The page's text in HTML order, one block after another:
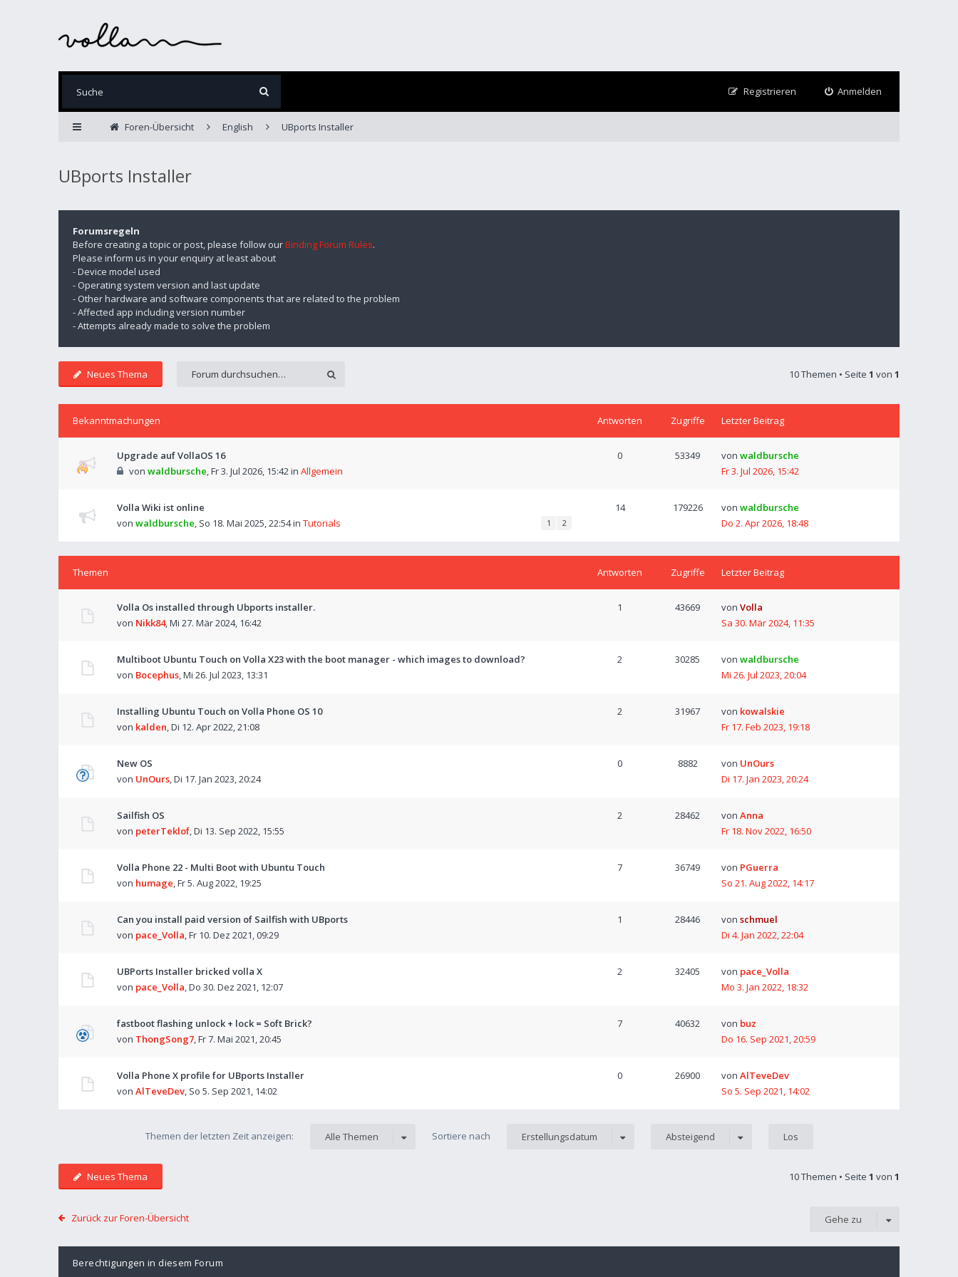
Anmelden
Registrieren
Foren-Übersicht English UBports Installer
UBports Installer
Forumsregeln
Before creating a topic or post, please follow ourBinding Forum Rules.
Please inform us in your enquiry at least about
- Device model used
- Operating system version and last update
- Other hardware and software components that are related to the problem
- Affected app including version number
- Attempts already made to solve the problem
Neues Thema 10 Themen • Seite 1 von 1
Bekanntmachungen Antworten Zugriffe Letzter Beitrag
Upgrade auf VollaOS 16
von waldbursche,Fr 3. Jul 2026, 15:42in Allgemein
0 53349 von waldbursche
Fr 3. Jul 2026, 15:42
Volla Wiki ist online
von waldbursche, So 18. Mai 2025, 22:54in Tutorials 1 2
14 179226 von waldbursche
Do 2. Apr 2026, 18:48
Themen Antworten Zugriffe Letzter Beitrag
Volla Os installed through Ubports installer.
von Nikk84,Mi 27. Mär 2024, 16:42
1 43669 von Volla
Sa 30. Mär 2024, 11:35
Multiboot Ubuntu Touch on Volla X23 with the boot manager - which images to download?
von Bocephus,Mi 26. Jul 2023, 13:31
2 30285 von waldbursche
Mi 26. Jul 2023, 20:04
Installing Ubuntu Touch on Volla Phone OS 10
von kalden,Di 12. Apr 2022, 21:08
2 31967 von kowalskie
Fr 17. Feb 2023, 19:18
New OS
von UnOurs,Di 17. Jan 2023, 20:24
0 8882 von UnOurs
Di 17. Jan 2023, 20:24
Sailfish OS
von peterTeklof,Di 13. Sep 2022, 15:55
2 28462 von Anna
Fr 18. Nov 2022, 16:50
Volla Phone 22 - Multi Boot with Ubuntu Touch
von humage,Fr 5. Aug 2022, 19:25
7 36749 von PGuerra
So 21. Aug 2022, 14:17
Can you install paid version of Sailfish with UBports
von pace_Volla,Fr 10. Dez 2021, 09:29
1 28446 von schmuel
Di 4. Jan 2022, 22:04
UBPorts Installer bricked volla X
von pace_Volla,Do 30. Dez 2021, 12:07
2 32405 von pace_Volla
Mo 3. Jan 2022, 18:32
fastboot flashing unlock + lock = Soft Brick?
von ThongSong7,Fr 7. Mai 2021, 20:45
7 40632 von buz
Do 16. Sep 2021, 20:59
Volla Phone X profile for UBports Installer
von AlTeveDev, So 5. Sep 2021, 14:02
0 26900 von AlTeveDev
So 5. Sep 2021, 14:02
Themen der letzten Zeit anzeigen: Alle Themen Sortiere nach Erstellungsdatum Absteigend
Neues Thema 10 Themen • Seite 1 von 1
Zurück zur Foren-Übersicht Gehe zu
Berechtigungen in diesem Forum